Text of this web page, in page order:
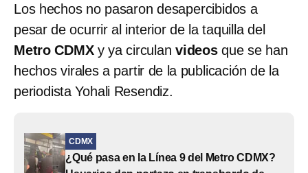
Los hechos no pasaron desapercibidos a
pesar de ocurrir al interior de la taquilla del
Metro CDMXy ya circulanvideosque se han
hechos virales a partir de la publicación de la
periodista Yohali Resendiz.
CDMX
¿Qué pasa en la Línea 9 del Metro CDMX?